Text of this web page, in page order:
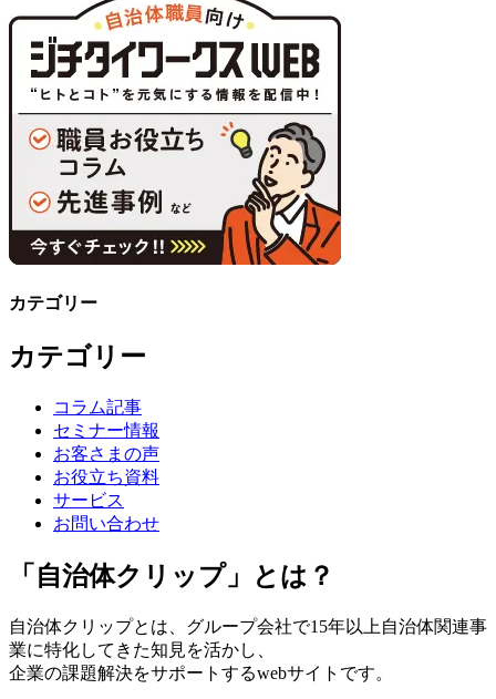
カテゴリー
カテゴリー
コラム記事
セミナー情報
お客さまの声
お役立ち資料
サービス
お問い合わせ
「自治体クリップ」とは？
自治体クリップとは、グループ会社で15年以上自治体関連事
業に特化してきた知見を活かし、
企業の課題解決をサポートするwebサイトです。